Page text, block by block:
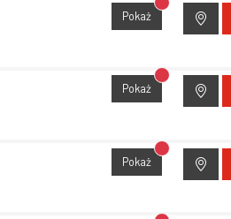
Pokaż Brak dostępu
Pokaż Brak dostępu
Pokaż Brak dostępu